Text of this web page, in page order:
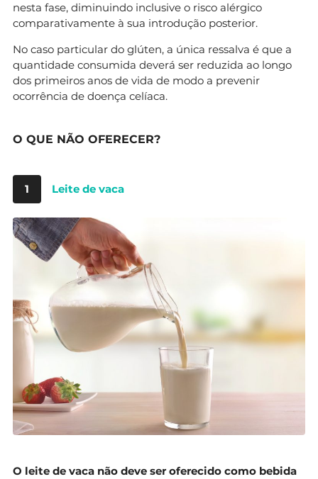
nesta fase, diminuindo inclusive o risco alérgico
comparativamente à sua introdução posterior.
No caso particular do glúten, a única ressalva é que a
quantidade consumida deverá ser reduzida ao longo
dos primeiros anos de vida de modo a prevenir
ocorrência de doença celíaca.
O QUE NÃO OFERECER?
1 Leite de vaca
O leite de vaca não deve ser oferecido como bebida